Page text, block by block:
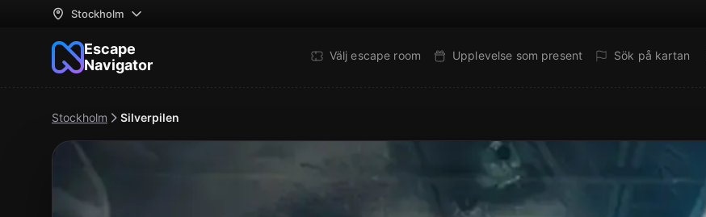
Stockholm
Escape
Navigator
Välj escape room Upplevelse som present Sök på kartan
Stockholm Silverpilen